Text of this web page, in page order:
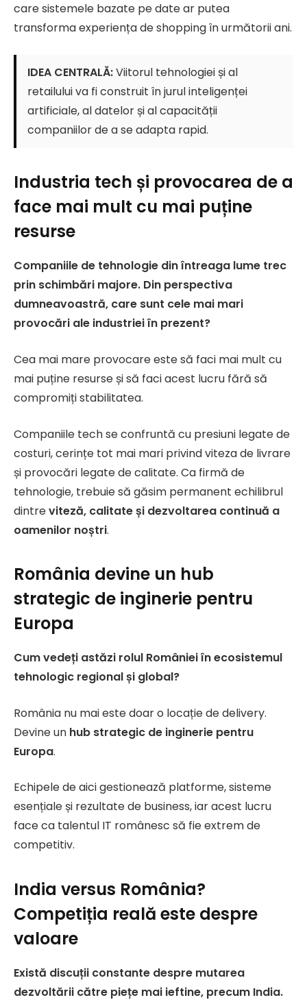
care sistemele bazate pe date ar putea
transforma experiența de shopping în următorii ani.
IDEA CENTRALĂ:Viitorul tehnologiei și al
retailului va fi construit în jurul inteligenței
artificiale, al datelor și al capacității
companiilor de a se adapta rapid.
Industria tech și provocarea de a
face mai mult cu mai puține
resurse
Companiile de tehnologie din întreaga lume trec
prin schimbări majore. Din perspectiva
dumneavoastră, care sunt cele mai mari
provocări ale industriei în prezent?
Cea mai mare provocare este să faci mai mult cu
mai puține resurse și să faci acest lucru fără să
compromiți stabilitatea.
Companiile tech se confruntă cu presiuni legate de
costuri, cerințe tot mai mari privind viteza de livrare
și provocări legate de calitate. Ca firmă de
tehnologie, trebuie să găsim permanent echilibrul
dintreviteză, calitate și dezvoltarea continuă a
oamenilor noștri.
România devine un hub
strategic de inginerie pentru
Europa
Cum vedeți astăzi rolul României în ecosistemul
tehnologic regional și global?
România nu mai este doar o locație de delivery.
Devine un hub strategic de inginerie pentru
Europa.
Echipele de aici gestionează platforme, sisteme
esențiale și rezultate de business, iar acest lucru
face ca talentul IT românesc să fie extrem de
competitiv.
India versus România?
Competiția reală este despre
valoare
Există discuții constante despre mutarea
dezvoltării către piețe mai ieftine, precum India.